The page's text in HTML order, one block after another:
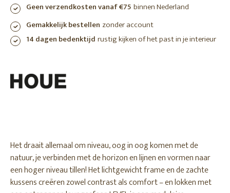
Geen verzendkosten vanaf €75 binnen Nederland
Gemakkelijk bestellen zonder account
14 dagen bedenktijd rustig kijken of het past in je interieur
Het draait allemaal om niveau, oog in oog komen met de
natuur, je verbinden met de horizon en lijnen en vormen naar
een hoger niveau tillen! Het lichtgewicht frame en de zachte
kussens creëren zowel contrast als comfort – en lokken met